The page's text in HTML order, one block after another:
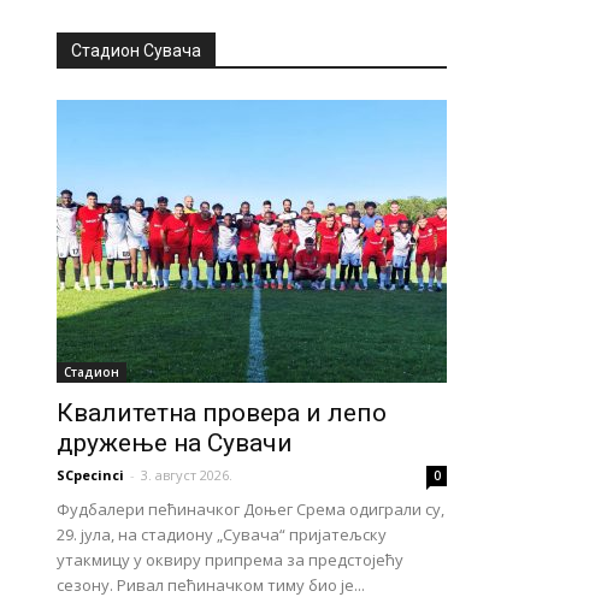
Стадион Сувача
Стадион
Квалитетна провера и лепо
дружење на Сувачи
SCpecinci - 3. август 2026. 0
Фудбалери пећиначког Доњег Срема одиграли су,
29. јула, на стадиону „Сувача“ пријатељску
утакмицу у оквиру припрема за предстојећу
сезону. Ривал пећиначком тиму био је...